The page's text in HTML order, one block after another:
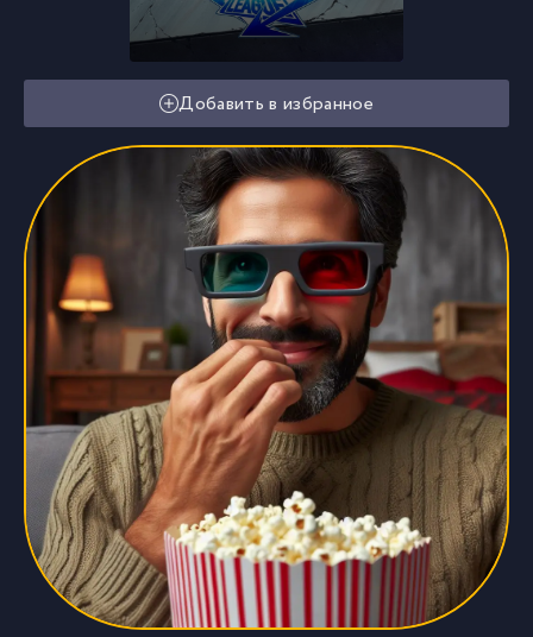
Добавить в избранное